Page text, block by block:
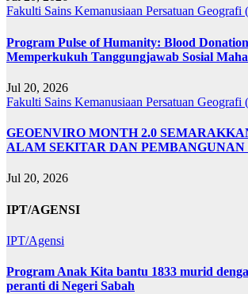
Fakulti Sains Kemanusiaan Persatuan Geografi
Program Pulse of Humanity: Blood
Memperkukuh Tanggungjawab Sosial
Jul 20, 2026
Fakulti Sains Kemanusiaan Persatuan Geografi
GEOENVIRO MONTH 2.0
ALAM SEKITAR DAN
Jul 20, 2026
IPT/AGENSI
IPT/Agensi
Program Anak Kita bantu 1833 murid
peranti di Negeri Sabah